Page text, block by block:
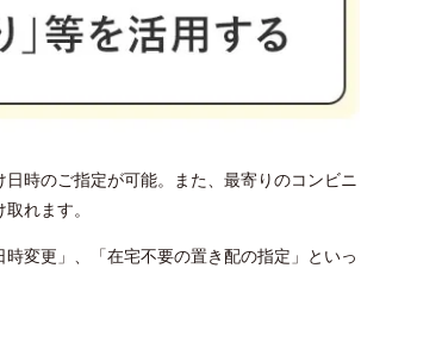
時のご指定が可能。また、最寄りのコンビニ
れます。
変更」、「在宅不要の置き配の指定」といっ